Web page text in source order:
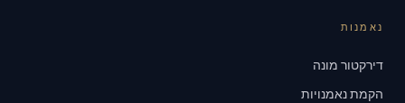
נאמנות
דירקטור מונה
הקמת נאמנויות